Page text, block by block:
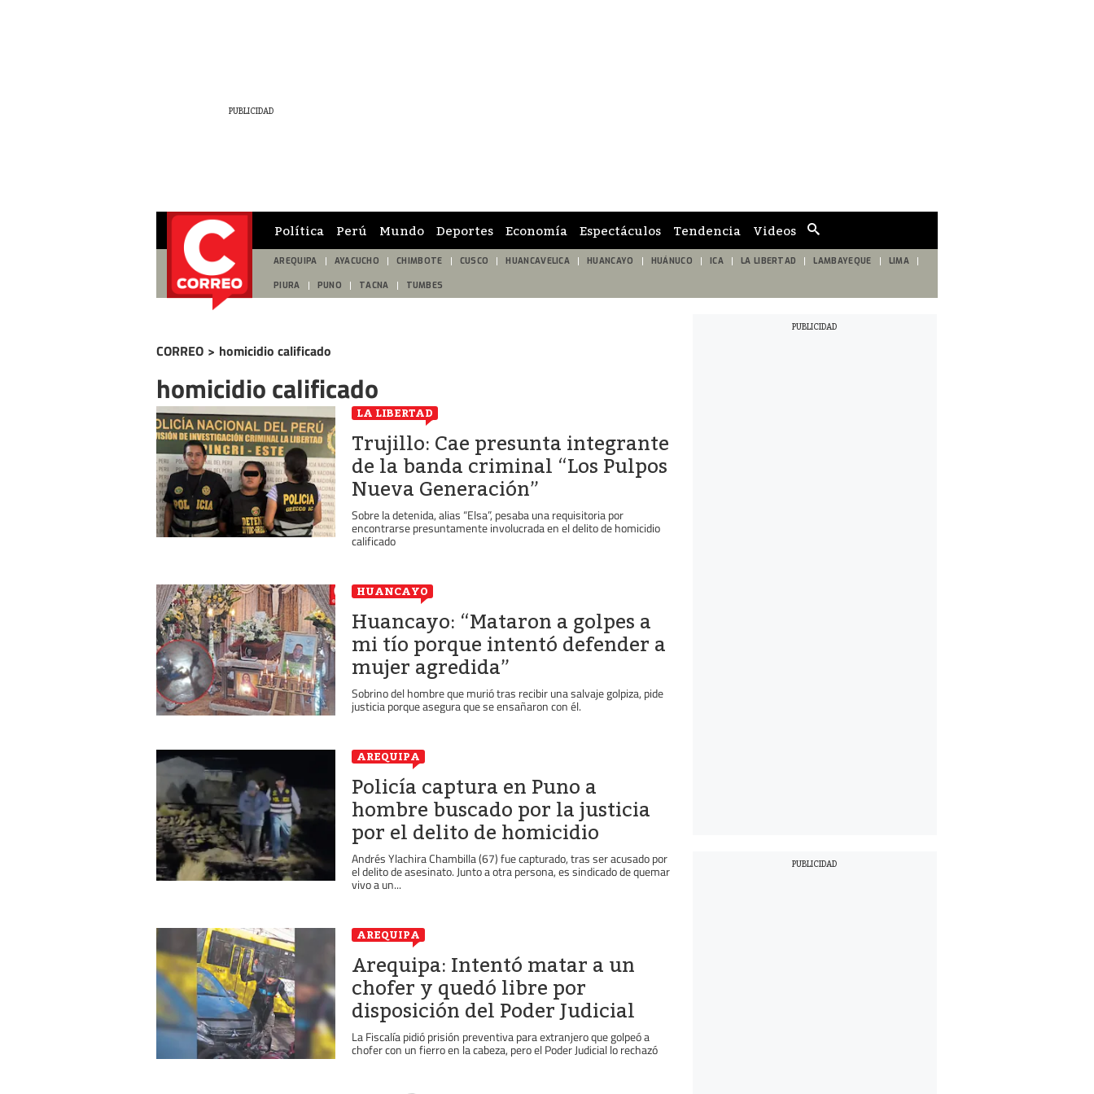
de
búsqueda
Política Perú Mundo Deportes Economía Espectáculos Tendencia Videos
AREQUIPA AYACUCHO CHIMBOTE CUSCO HUANCAVELICA HUANCAYO HUÁNUCO ICA LA LIBERTAD LAMBAYEQUE LIMA
PIURA PUNO TACNA TUMBES
CORREO > homicidio calificado
homicidio calificado
LA LIBERTAD
Trujillo: Cae presunta integrante
de la banda criminal “Los Pulpos
Nueva Generación”
Sobre la detenida, alias “Elsa”, pesaba una requisitoria por
encontrarse presuntamente involucrada en el delito de homicidio
calificado
HUANCAYO
Huancayo: “Mataron a golpes a
mi tío porque intentó defender a
mujer agredida”
Sobrino del hombre que murió tras recibir una salvaje golpiza, pide
justicia porque asegura que se ensañaron con él.
AREQUIPA
Policía captura en Puno a
hombre buscado por la justicia
por el delito de homicidio
Andrés Ylachira Chambilla (67) fue capturado, tras ser acusado por
el delito de asesinato. Junto a otra persona, es sindicado de quemar
vivo a un...
AREQUIPA
Arequipa: Intentó matar a un
chofer y quedó libre por
disposición del Poder Judicial
La Fiscalía pidió prisión preventiva para extranjero que golpeó a
chofer con un fierro en la cabeza, pero el Poder Judicial lo rechazó